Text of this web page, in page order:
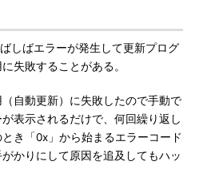
しばエラーが発生して更新プログ
失敗することがある。
自動更新）に失敗したので手動で
表示されるだけで、何回繰り返し
き「0x」から始まるエラーコード
かりにして原因を追及してもハッ